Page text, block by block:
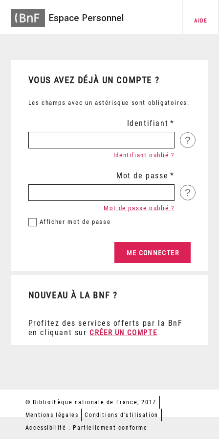
Espace Personnel AIDE
VOUS AVEZ DÉJÀ UN COMPTE ?
Les champs avec un astérisque sont obligatoires.
Identifiant
?
Identifiant oublié ?
Mot de passe
?
Afficher mot de passe
Mot de passe oublié ?
NOUVEAU À LA BNF ?
Profitez des services offerts par la BnF
en cliquant sur CRÉER UN COMPTE
© Bibliothèque nationale de France, 2017
Mentions légales
Conditions d'utilisation
Accessibilité : Partiellement conforme